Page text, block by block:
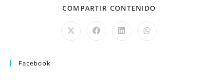
COMPARTIR CONTENIDO
Facebook